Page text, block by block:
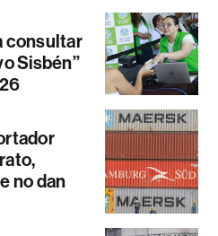
consultar
Sisbén”
no dan